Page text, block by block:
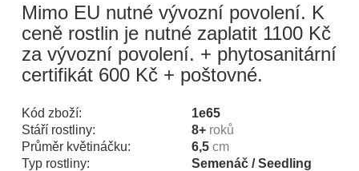
Mimo EU nutné vývozní povolení. K
ceně rostlin je nutné zaplatit 1100 Kč
za vývozní povolení. + phytosanitární
certifikát 600 Kč + poštovné.
Kód zboží:
1e65
Stáří rostliny:
8+ roků
Průměr květináčku:
6,5 cm
Typ rostliny:
Semenáč / Seedling